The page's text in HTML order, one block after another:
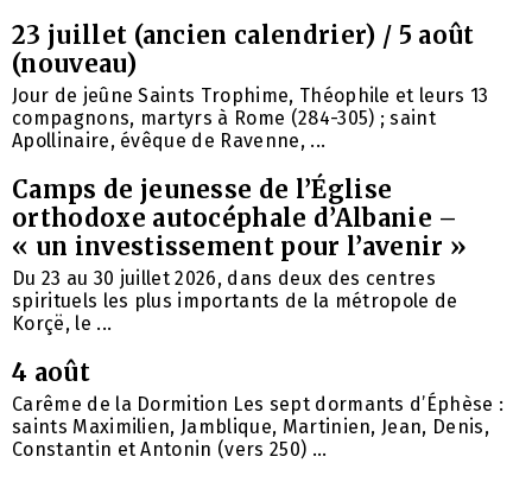
23 juillet (ancien calendrier) / 5 août
(nouveau)
Jour de jeûne Saints Trophime, Théophile et leurs 13
compagnons, martyrs à Rome (284-305) ; saint
Apollinaire, évêque de Ravenne, ...
Camps de jeunesse de l’Église
orthodoxe autocéphale d’Albanie –
« un investissement pour l’avenir »
Du 23 au 30 juillet 2026, dans deux des centres
spirituels les plus importants de la métropole de
Korçë, le ...
4 août
Carême de la Dormition Les sept dormants d’Éphèse :
saints Maximilien, Jamblique, Martinien, Jean, Denis,
Constantin et Antonin (vers 250) ...